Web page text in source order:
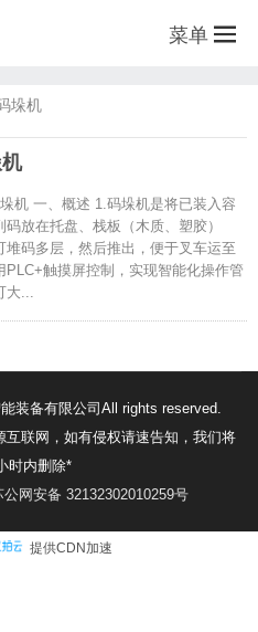
菜单
垛机
机 一、概述 1.码垛机是将已装入容
放在托盘、栈板（木质、塑胶）
堆码多层，然后推出，便于叉车运至
PLC+触摸屏控制，实现智能化操作管
大...
装备有限公司All rights reserved.
联网，如有侵权请速告知，我们将
时内删除*
公网安备 32132302010259号
提供CDN加速